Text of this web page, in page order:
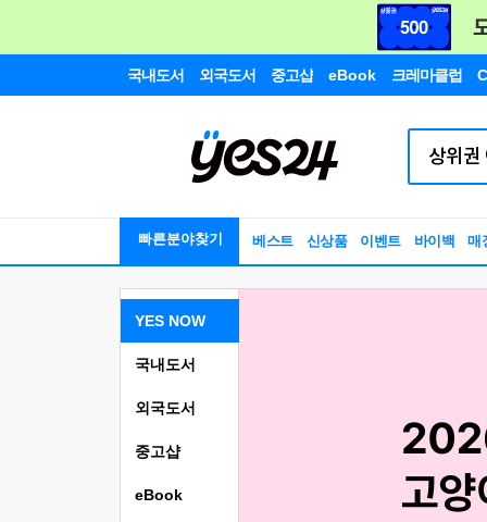
국내도서 외국도서 중고샵 eBook 크레마클럽
빠른분야찾기 베스트 신상품 이벤트 바이백 매
YES NOW
국내도서
외국도서
중고샵
eBook